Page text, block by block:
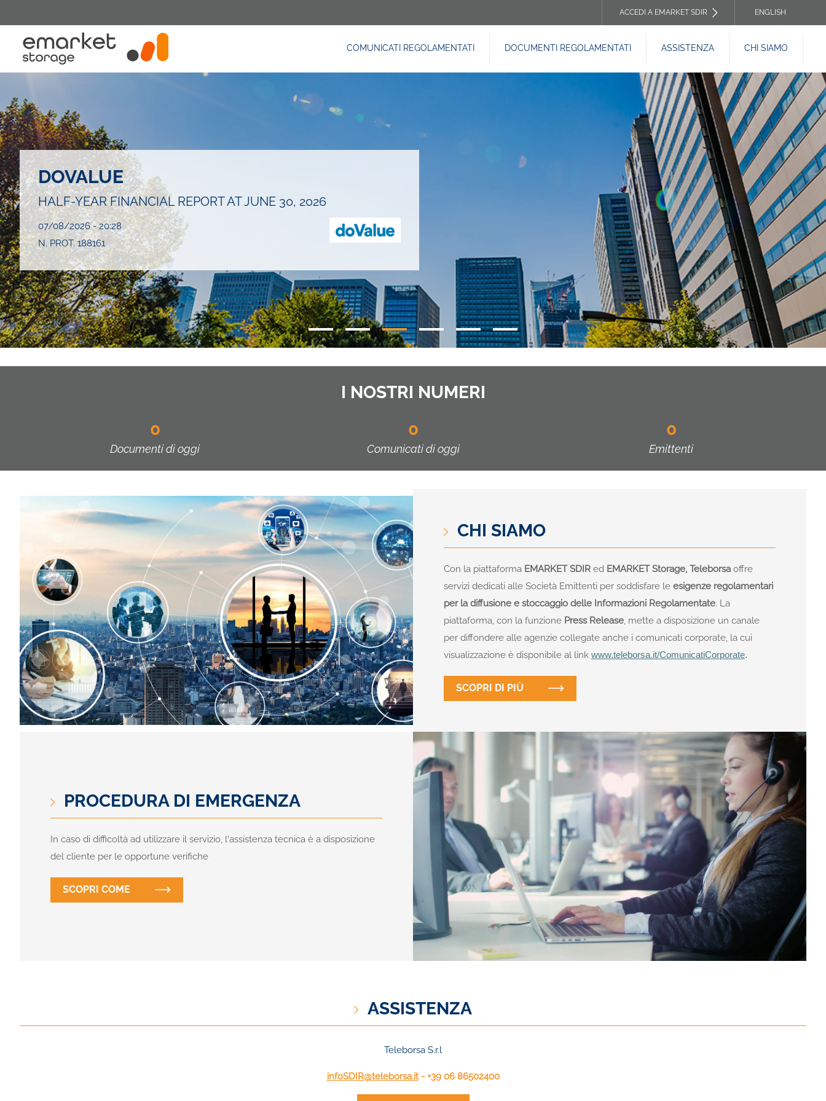
al
contenuto
principale
TOP
HEADER
MENU
ACCEDI A EMARKET SDIR ENGLISH
NAVIGAZIONE
COMUNICATI REGOLAMENTATI DOCUMENTI REGOLAMENTATI ASSISTENZA CHI SIAMO
DOVALUE
HALF-YEAR FINANCIAL REPORT AT JUNE 30, 2026
07/08/2026 - 20:28
N. PROT. 188161
I NOSTRI NUMERI
0
Documenti di oggi
0
Comunicati di oggi
0
Emittenti
CHI SIAMO
Con la piattaforma EMARKET SDIR ed EMARKET Storage, Teleborsa offre
servizi dedicati alle Società Emittenti per soddisfare le esigenze regolamentari
per la diffusione e stoccaggio delle Informazioni Regolamentate. La
piattaforma, con la funzione Press Release, mette a disposizione un canale
per diffondere alle agenzie collegate anche i comunicati corporate, la cui
visualizzazione è disponibile al link www.teleborsa.it/ComunicatiCorporate.
SCOPRI DI PIÙ
PROCEDURA DI EMERGENZA
In caso di difficoltà ad utilizzare il servizio, l'assistenza tecnica è a disposizione
del cliente per le opportune verifiche
SCOPRI COME
ASSISTENZA
Teleborsa S.r.l
infoSDIR@teleborsa.it- +39 06 86502400